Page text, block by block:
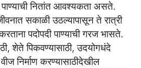
पाण्याची नितांत आवश्यकता असते.
सकाळी उठल्यापासून ते रात्री
पदोपदी पाण्याची गरज भासते.
शेते पिकवण्यासाठी, उदयोगधंदे
निर्माण करण्यासाठीदेखील